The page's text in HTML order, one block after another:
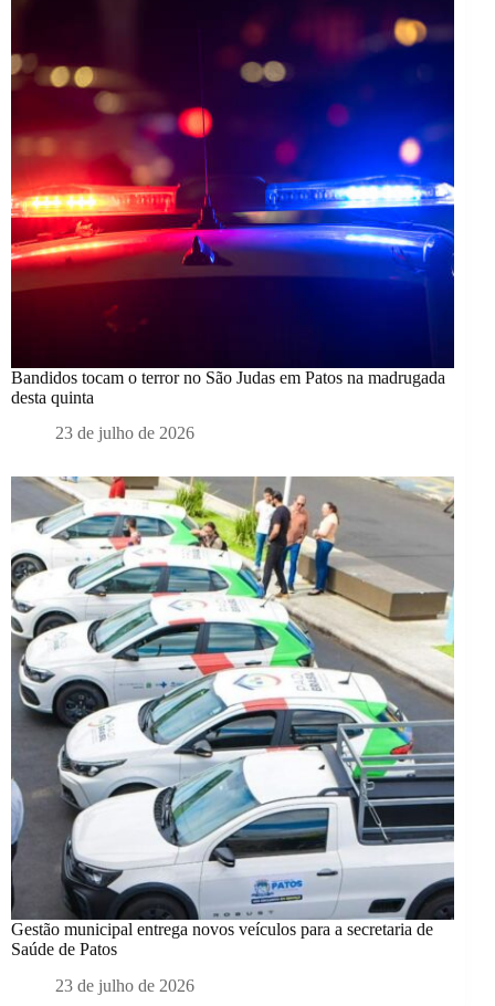
Bandidos tocam o terror no São Judas em Patos na madrugada
desta quinta
23 de julho de 2026
Gestão municipal entrega novos veículos para a secretaria de
Saúde de Patos
23 de julho de 2026